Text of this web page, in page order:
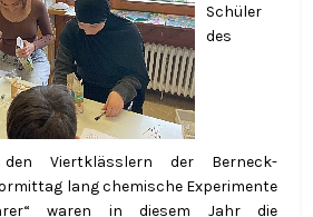
Schüler
des
Viertklässlern der Berneck-
lang chemische Experimente
waren in diesem Jahr die